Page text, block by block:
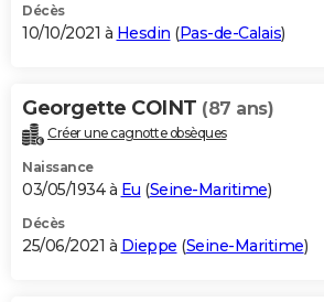
Décès
10/10/2021 à Hesdin (Pas-de-Calais)
Georgette COINT (87 ans)
Créer une cagnotte obsèques
Naissance
03/05/1934 à Eu (Seine-Maritime)
Décès
25/06/2021 à Dieppe (Seine-Maritime)